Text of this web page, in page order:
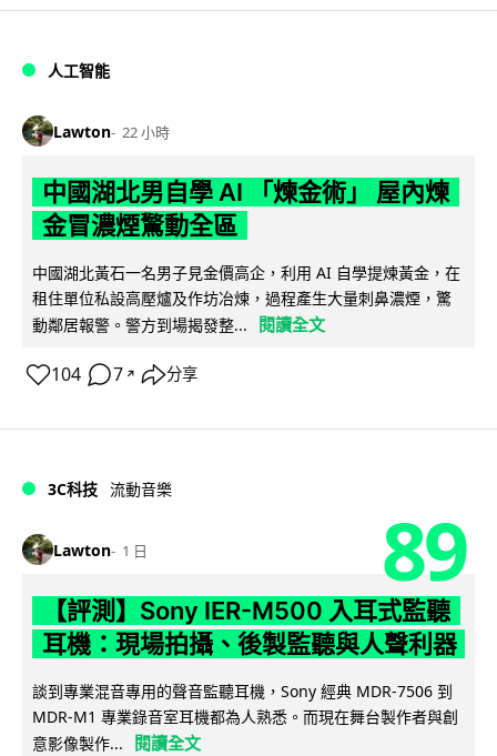
人工智能
Lawton 22 小時
中國湖北男自學 AI 「煉金術」 屋內煉
金冒濃煙驚動全區
中國湖北黃石一名男子見金價高企，利用 AI 自學提煉黃金，在
租住單位私設高壓爐及作坊冶煉，過程產生大量刺鼻濃煙，驚
動鄰居報警。警方到場揭發整...
閱讀全文
104 7 ↗ 分享
3C科技 流動音樂
Lawton 1 日 89
【評測】Sony IER-M500 入耳式監聽
耳機：現場拍攝、後製監聽與人聲利器
談到專業混音專用的聲音監聽耳機，Sony 經典 MDR-7506 到
MDR-M1 專業錄音室耳機都為人熟悉。而現在舞台製作者與創
意影像製作...
閱讀全文